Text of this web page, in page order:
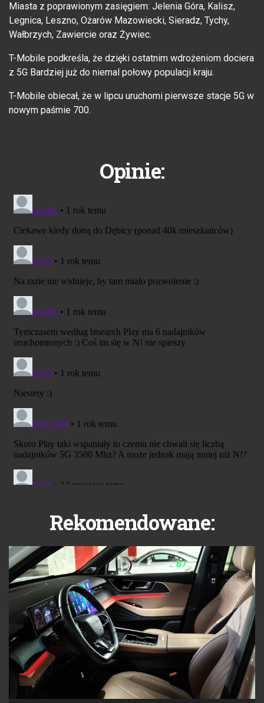
Miasta z poprawionym zasięgiem: Jelenia Góra, Kalisz,
Legnica, Leszno, Ożarów Mazowiecki, Sieradz, Tychy,
Wałbrzych, Zawiercie oraz Żywiec.
T-Mobile podkreśla, że dzięki ostatnim wdrożeniom dociera
z 5G Bardziej już do niemal połowy populacji kraju.
T-Mobile obiecał, że w lipcu uruchomi pierwsze stacje 5G w
nowym paśmie 700.
Opinie:
Rekomendowane: